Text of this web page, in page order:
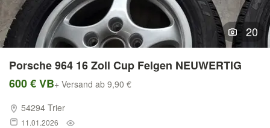
20
Porsche 964 16 Zoll Cup Felgen NEUWERTIG
600 € VB+ Versand ab 9,90 €
54294 Trier
11.01.2026